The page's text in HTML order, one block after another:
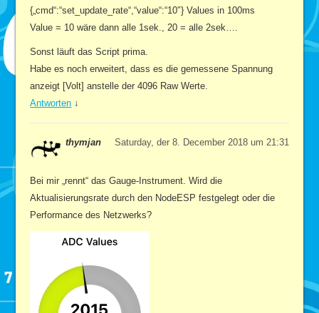
{„cmd“:“set_update_rate“,“value“:“10″} Values in 100ms
Value = 10 wäre dann alle 1sek., 20 = alle 2sek….
Sonst läuft das Script prima.
Habe es noch erweitert, dass es die gemessene Spannung
anzeigt [Volt] anstelle der 4096 Raw Werte.
Antworten ↓
thymjan Saturday, der 8. December 2018 um 21:31
Bei mir „rennt“ das Gauge-Instrument. Wird die
Aktualisierungsrate durch den NodeESP festgelegt oder die
Performance des Netzwerks?